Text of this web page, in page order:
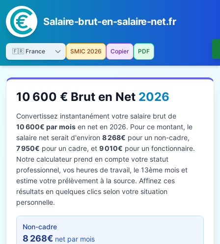
Salaire-brut-en-salaire-net.fr
SMIC 2026 Copier PDF
10 600 € Brut en Net 2026
Convertissez instantanément votre salaire brut de
10 600€ par mois en net en 2026. Pour ce montant, le
salaire net serait d'environ 8 268€ pour un non-cadre,
7 950€ pour un cadre, et 9 010€ pour un fonctionnaire.
Notre calculateur prend en compte votre statut
professionnel, vos heures de travail, le 13ème mois et
estime votre prélèvement à la source. Affinez ces
résultats en quelques clics selon votre situation
personnelle.
Non-cadre
8 268€ net par mois